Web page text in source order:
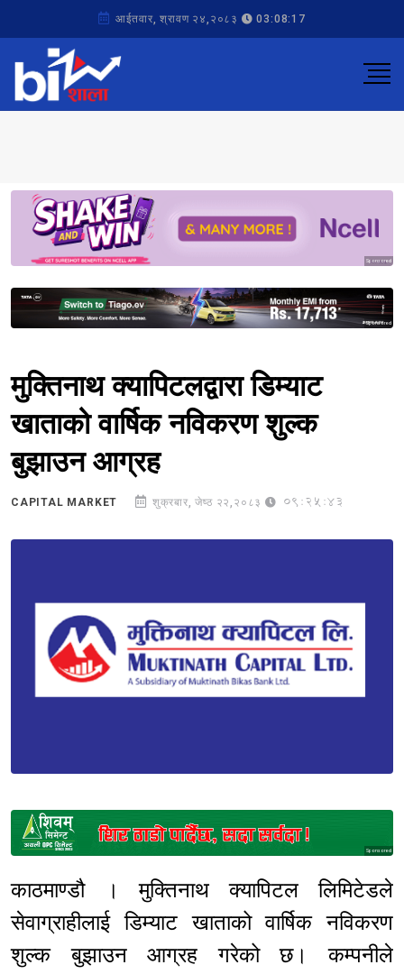
आईतवार, श्रावण २४,२०८३ 03:08:17
Sponsored
Sponsored
मुक्तिनाथ क्यापिटलद्वारा डिम्याट
खाताको वार्षिक नविकरण शुल्क
बुझाउन आग्रह
CAPITAL MARKET शुक्रबार, जेष्ठ २२,२०८३ 09:25:43
Sponsored
काठमाण्डौ । मुक्तिनाथ क्यापिटल लिमिटेडले
सेवाग्राहीलाई डिम्याट खाताको वार्षिक नविकरण
शुल्क बुझाउन आग्रह गरेको छ। कम्पनीले